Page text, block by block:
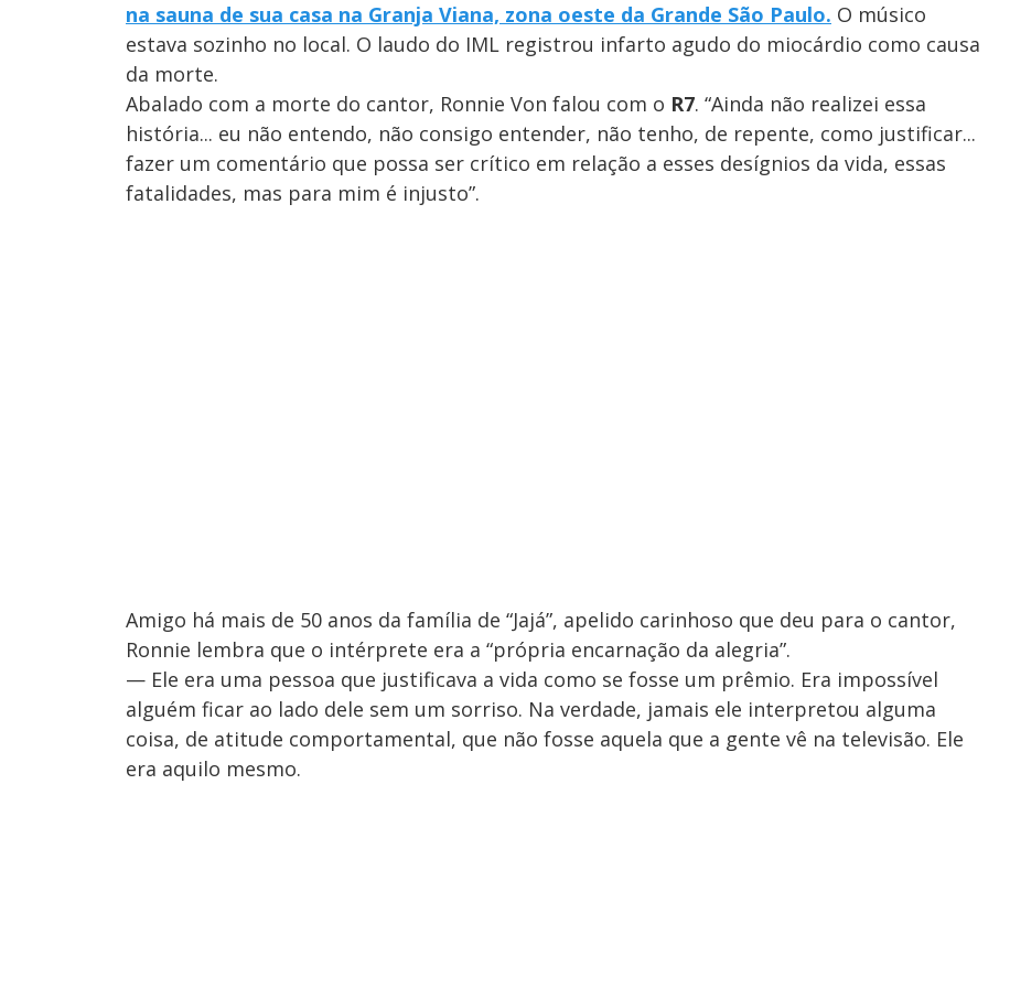
na sauna de sua casa na Granja Viana, zona oeste da Grande São Paulo. O músico
estava sozinho no local. O laudo do IML registrou infarto agudo do miocárdio como causa
da morte.
Abalado com a morte do cantor, Ronnie Von falou com o R7. “Ainda não realizei essa
história... eu não entendo, não consigo entender, não tenho, de repente, como justificar...
fazer um comentário que possa ser crítico em relação a esses desígnios da vida, essas
fatalidades, mas para mim é injusto”.
Amigo há mais de 50 anos da família de “Jajá”, apelido carinhoso que deu para o cantor,
Ronnie lembra que o intérprete era a “própria encarnação da alegria”.
— Ele era uma pessoa que justificava a vida como se fosse um prêmio. Era impossível
alguém ficar ao lado dele sem um sorriso. Na verdade, jamais ele interpretou alguma
coisa, de atitude comportamental, que não fosse aquela que a gente vê na televisão. Ele
era aquilo mesmo.